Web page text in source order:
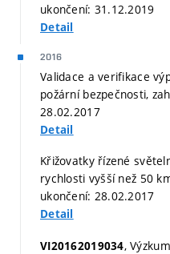
ukončení: 31.12.2019
Detail
2016
Validace a verifikace
požární bezpečnosti,
28.02.2017
Detail
Křižovatky řízené
rychlosti vyšší než 50
ukončení: 28.02.2017
Detail
VI20162019034,